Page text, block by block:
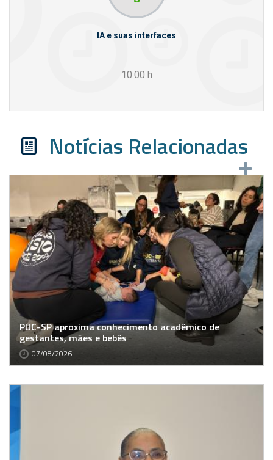
IA e suas interfaces
10:00 h
Notícias Relacionadas
PUC-SP aproxima conhecimento acadêmico de
gestantes, mães e bebês
07/08/2026